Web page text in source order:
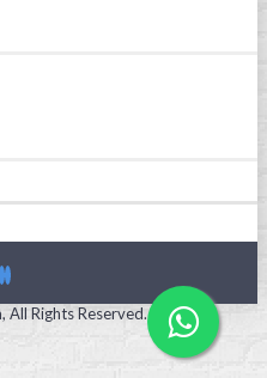
Rights Reserved.